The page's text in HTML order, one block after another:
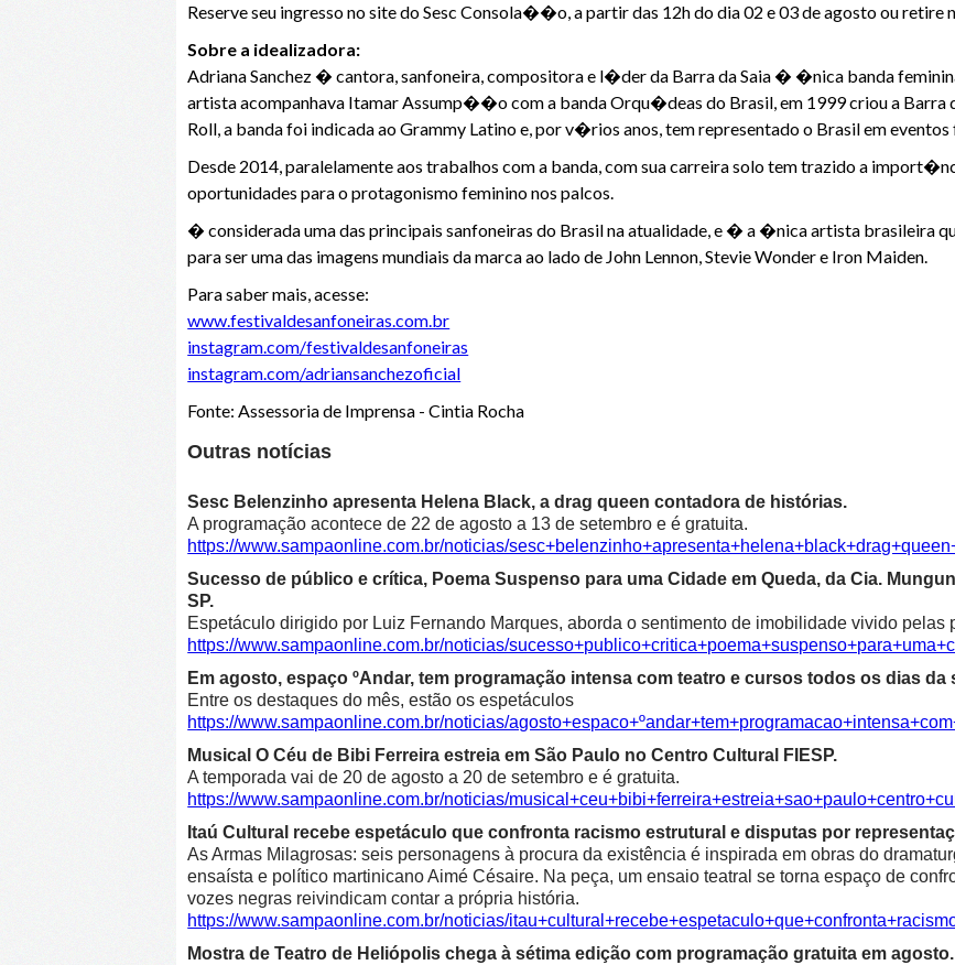
Reserve seu ingresso no site do Sesc Consola��o, a partir das 12h do dia 02 e 03 de agosto ou retire
Sobre a idealizadora:
Adriana Sanchez � cantora, sanfoneira, compositora e l�der da Barra da Saia � �nica banda
artista acompanhava Itamar Assump��o com a banda Orqu�deas do Brasil, em 1999 criou a
Roll, a banda foi indicada ao Grammy Latino e, por v�rios anos, tem representado o Brasil em
Desde 2014, paralelamente aos trabalhos com a banda, com sua carreira solo tem trazido a
oportunidades para o protagonismo feminino nos palcos.
� considerada uma das principais sanfoneiras do Brasil na atualidade, e � a �nica artista brasileira
para ser uma das imagens mundiais da marca ao lado de John Lennon, Stevie Wonder e Iron Maiden.
Para saber mais, acesse:
www.festivaldesanfoneiras.com.br
instagram.com/festivaldesanfoneiras
instagram.com/adriansanchezoficial
Fonte: Assessoria de Imprensa - Cintia Rocha
Outras notícias
Sesc Belenzinho apresenta Helena Black, a drag queen contadora de histórias.
A programação acontece de 22 de agosto a 13 de setembro e é gratuita.
https://www.sampaonline.com.br/noticias/
Sucesso de público e crítica, Poema Suspenso para uma Cidade em Queda, da Cia.
SP.
Espetáculo dirigido por Luiz Fernando Marques, aborda o sentimento de imobilidade vivido pelas
https://www.sampaonline.com.br/noticias/
Em agosto, espaço ºAndar, tem programação intensa com teatro e cursos todos os dias da
Entre os destaques do mês, estão os espetáculos
https://www.sampaonline.com.br/noticias/
Musical O Céu de Bibi Ferreira estreia em São Paulo no Centro Cultural FIESP.
A temporada vai de 20 de agosto a 20 de setembro e é gratuita.
https://www.sampaonline.com.br/noticias/
Itaú Cultural recebe espetáculo que confronta racismo estrutural e disputas por
As Armas Milagrosas: seis personagens à procura da existência é inspirada em obras do
ensaísta e político martinicano Aimé Césaire. Na peça, um ensaio teatral se torna espaço de
vozes negras reivindicam contar a própria história.
https://www.sampaonline.com.br/noticias/
Mostra de Teatro de Heliópolis chega à sétima edição com programação gratuita em agosto.